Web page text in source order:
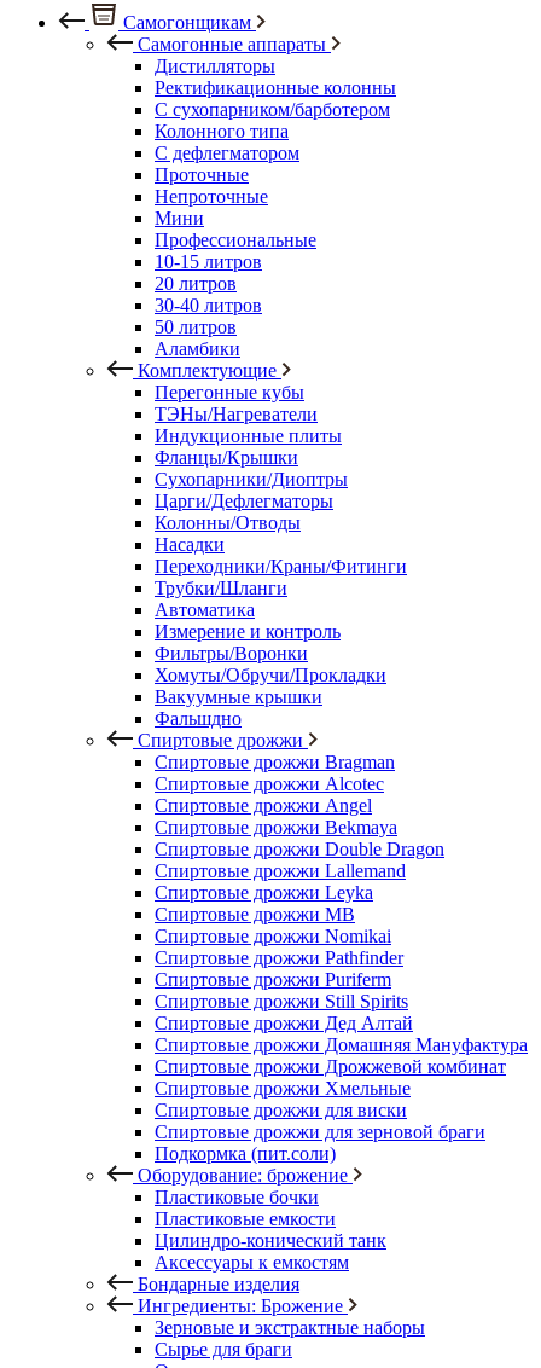
Самогонщикам
Самогонные аппараты
Дистилляторы
Ректификационные колонны
С сухопарником/барботером
Колонного типа
С дефлегматором
Проточные
Непроточные
Мини
Профессиональные
10-15 литров
20 литров
30-40 литров
50 литров
Аламбики
Комплектующие
Перегонные кубы
ТЭНы/Нагреватели
Индукционные плиты
Фланцы/Крышки
Сухопарники/Диоптры
Царги/Дефлегматоры
Колонны/Отводы
Насадки
Переходники/Краны/Фитинги
Трубки/Шланги
Автоматика
Измерение и контроль
Фильтры/Воронки
Хомуты/Обручи/Прокладки
Вакуумные крышки
Фальшдно
Спиртовые дрожжи
Спиртовые дрожжи Bragman
Спиртовые дрожжи Alcotec
Спиртовые дрожжи Angel
Спиртовые дрожжи Bekmaya
Спиртовые дрожжи Double Dragon
Спиртовые дрожжи Lallemand
Спиртовые дрожжи Leyka
Спиртовые дрожжи MB
Спиртовые дрожжи Nomikai
Спиртовые дрожжи Pathfinder
Спиртовые дрожжи Puriferm
Спиртовые дрожжи Still Spirits
Спиртовые дрожжи Дед Алтай
Спиртовые дрожжи Домашняя Мануфактура
Спиртовые дрожжи Дрожжевой комбинат
Спиртовые дрожжи Хмельные
Спиртовые дрожжи для виски
Спиртовые дрожжи для зерновой браги
Подкормка (пит.соли)
Оборудование: брожение
Пластиковые бочки
Пластиковые емкости
Цилиндро-конический танк
Аксессуары к емкостям
Бондарные изделия
Ингредиенты: Брожение
Зерновые и экстрактные наборы
Сырье для браги